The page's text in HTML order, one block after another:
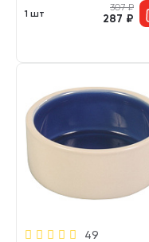
1 шт
307₽
287 ₽
49